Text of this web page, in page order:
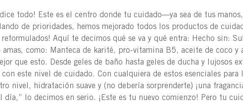
todo! Este es el centro donde tu cuidado—ya sea de tus
de prioridades, hemos mejorado todos los productos de
reformulados! Aquí te decimos qué se va y qué entra: Hecho sin:
amas, como: Manteca de karité, pro-vitamina B5, aceite de coco y
que esto. Desde geles de baño hasta geles de ducha y lujosos
con este nivel de cuidado. Con cualquiera de estos esenciales
nivel, hidratación suave y (no debería sorprenderte) ¡una
día,” lo decimos en serio. ¡Este es tu nuevo comienzo! Pero tu